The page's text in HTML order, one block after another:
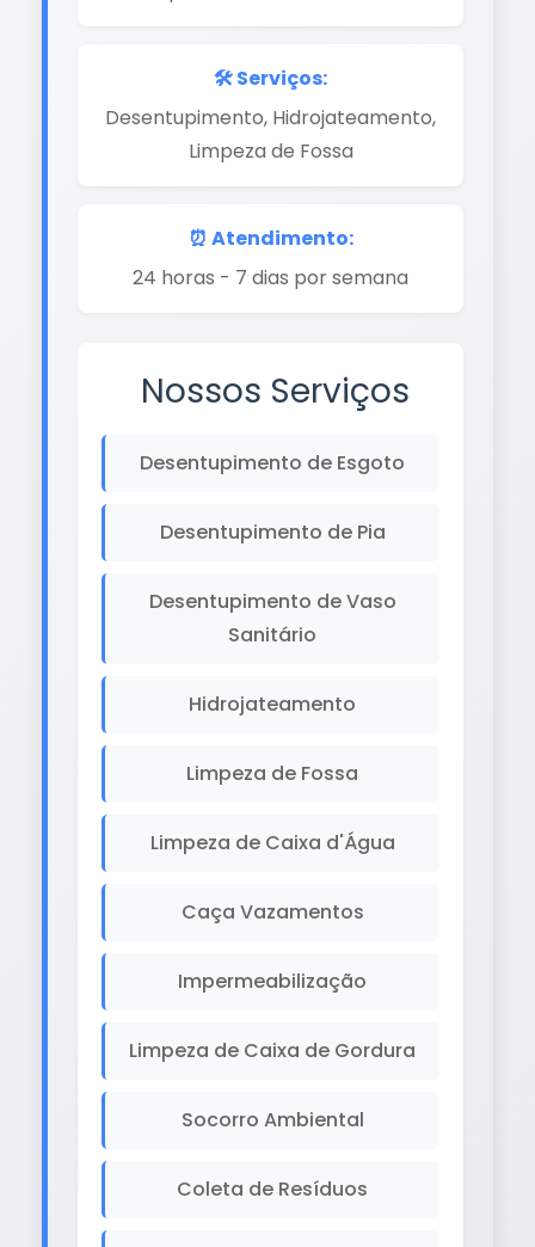
🛠️ Serviços:
Desentupimento, Hidrojateamento,
Limpeza de Fossa
⏰ Atendimento:
24 horas - 7 dias por semana
Nossos Serviços
Desentupimento de Esgoto
Desentupimento de Pia
Desentupimento de Vaso
Sanitário
Hidrojateamento
Limpeza de Fossa
Limpeza de Caixa d'Água
Caça Vazamentos
Impermeabilização
Limpeza de Caixa de Gordura
Socorro Ambiental
Coleta de Resíduos